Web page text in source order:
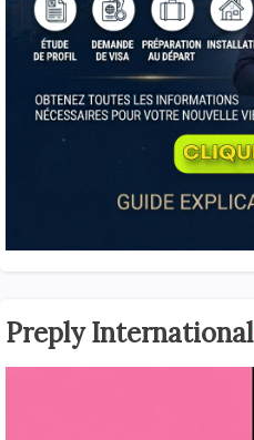
Preply International